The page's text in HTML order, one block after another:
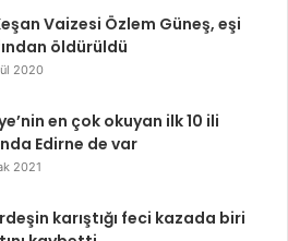
Vaizesi Özlem Güneş, eşi
öldürüldü
2020
en çok okuyan ilk 10 ili
Edirne de var
2021
karıştığı feci kazada biri